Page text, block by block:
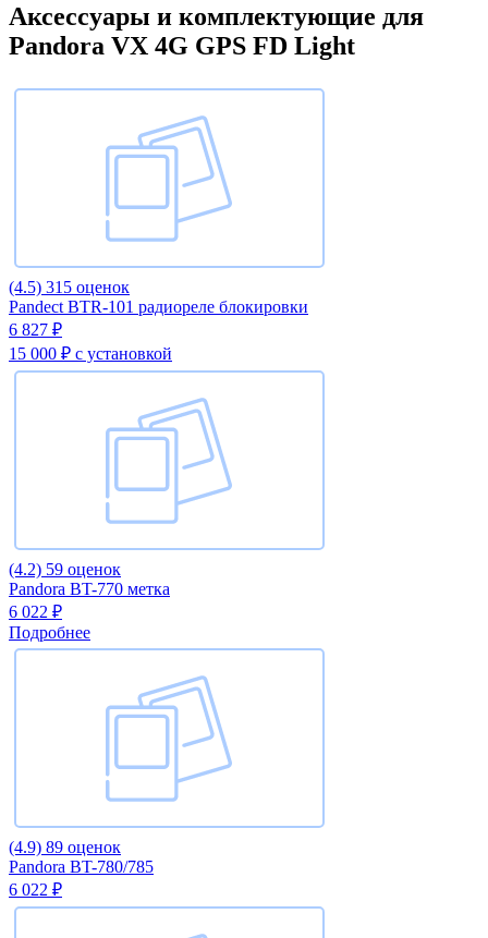
Аксессуары и комплектующие для
Pandora VX 4G GPS FD Light
(4.5) 315 оценок
Pandect BTR-101 радиореле блокировки
6 827 ₽
15 000 ₽ с установкой
(4.2) 59 оценок
Pandora BT-770 метка
6 022 ₽
Подробнее
(4.9) 89 оценок
Pandora BT-780/785
6 022 ₽